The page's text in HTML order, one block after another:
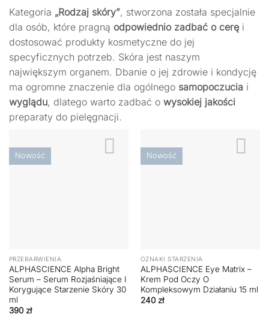
Kategoria „Rodzaj skóry”, stworzona została specjalnie
dla osób, które pragną odpowiednio zadbać o cerę i
dostosować produkty kosmetyczne do jej
specyficznych potrzeb. Skóra jest naszym
największym organem. Dbanie o jej zdrowie i kondycję
ma ogromne znaczenie dla ogólnego samopoczucia i
wyglądu, dlatego warto zadbać o wysokiej jakości
preparaty do pielęgnacji.
Nowość
PRZEBARWIENIA
ALPHASCIENCE Alpha Bright
Serum – Serum Rozjaśniające I
Korygujące Starzenie Skóry 30
ml
390 zł
Nowość
OZNAKI STARZENIA
ALPHASCIENCE Eye Matrix –
Krem Pod Oczy O
Kompleksowym Działaniu 15 ml
240 zł